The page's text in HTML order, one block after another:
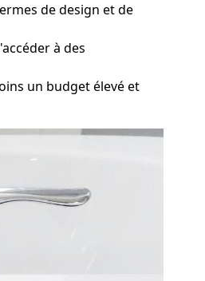
de design et de
à des
un budget élevé et